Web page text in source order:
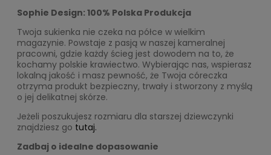
Sophie Design: 100% Polska Produkcja
Twoja sukienka nie czeka na półce w wielkim
magazynie. Powstaje z pasją w naszej kameralnej
pracowni, gdzie każdy ścieg jest dowodem na to, że
kochamy polskie krawiectwo. Wybierając nas, wspierasz
lokalną jakość i masz pewność, że Twoja córeczka
otrzyma produkt bezpieczny, trwały i stworzony z myślą
o jej delikatnej skórze.
Jeżeli poszukujesz rozmiaru dla starszej dziewczynki
znajdziesz go tutaj.
Zadbaj o idealne dopasowanie